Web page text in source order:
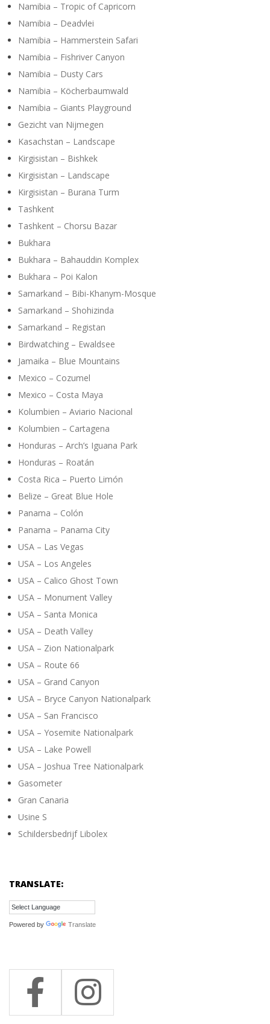
Namibia – Tropic of Capricorn
Namibia – Deadvlei
Namibia – Hammerstein Safari
Namibia – Fishriver Canyon
Namibia – Dusty Cars
Namibia – Köcherbaumwald
Namibia – Giants Playground
Gezicht van Nijmegen
Kasachstan – Landscape
Kirgisistan – Bishkek
Kirgisistan – Landscape
Kirgisistan – Burana Turm
Tashkent
Tashkent – Chorsu Bazar
Bukhara
Bukhara – Bahauddin Komplex
Bukhara – Poi Kalon
Samarkand – Bibi-Khanym-Mosque
Samarkand – Shohizinda
Samarkand – Registan
Birdwatching – Ewaldsee
Jamaika – Blue Mountains
Mexico – Cozumel
Mexico – Costa Maya
Kolumbien – Aviario Nacional
Kolumbien – Cartagena
Honduras – Arch’s Iguana Park
Honduras – Roatán
Costa Rica – Puerto Limón
Belize – Great Blue Hole
Panama – Colón
Panama – Panama City
USA – Las Vegas
USA – Los Angeles
USA – Calico Ghost Town
USA – Monument Valley
USA – Santa Monica
USA – Death Valley
USA – Zion Nationalpark
USA – Route 66
USA – Grand Canyon
USA – Bryce Canyon Nationalpark
USA – San Francisco
USA – Yosemite Nationalpark
USA – Lake Powell
USA – Joshua Tree Nationalpark
Gasometer
Gran Canaria
Usine S
Schildersbedrijf Libolex
TRANSLATE:
Powered by Translate